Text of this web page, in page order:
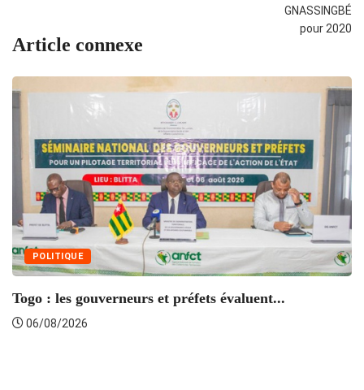
Article connexe
POLITIQUE
Togo : les gouverneurs et préfets évaluent...
06/08/2026